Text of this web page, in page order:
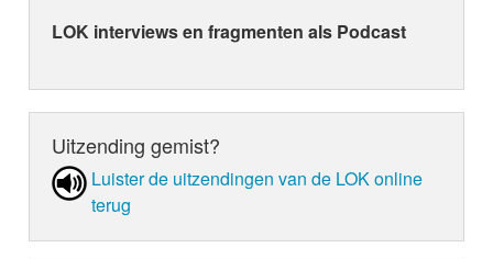
LOK interviews en fragmenten als Podcast
Uitzending gemist?
Luister de uit­zen­din­gen van de LOK online
terug